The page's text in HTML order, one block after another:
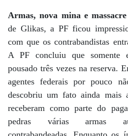
Armas, nova mina e
de Glikas, a PF ficou
com que os contrabandistas
A PF concluiu que somente
pousado três vezes na reserva.
agentes federais por pouco
descobriu um fato ainda mais
receberam como parte do
pedras várias armas